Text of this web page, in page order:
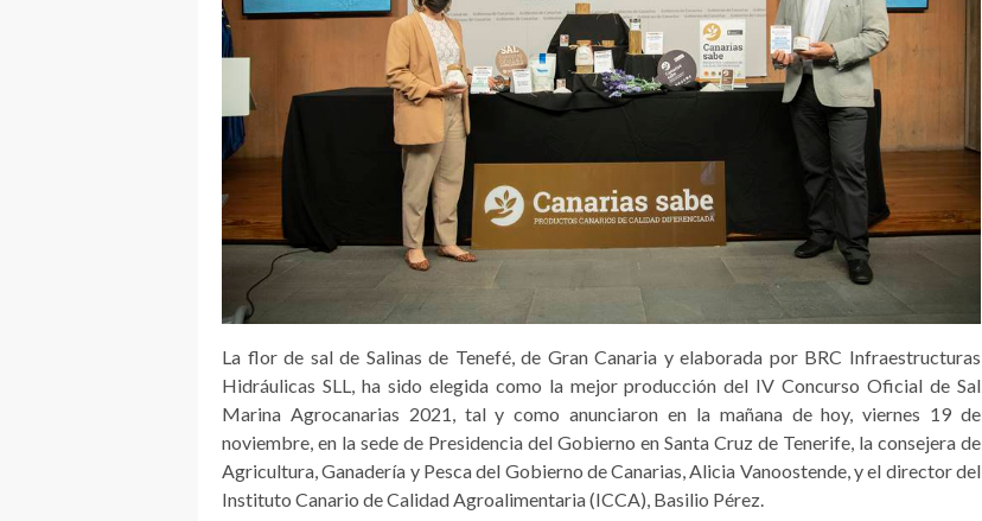
La flor de sal de Salinas de Tenefé, de Gran Canaria y elaborada por BRC Infraestructuras
Hidráulicas SLL, ha sido elegida como la mejor producción del IV Concurso Oficial de Sal
Marina Agrocanarias 2021, tal y como anunciaron en la mañana de hoy, viernes 19 de
noviembre, en la sede de Presidencia del Gobierno en Santa Cruz de Tenerife, la consejera de
Agricultura, Ganadería y Pesca del Gobierno de Canarias, Alicia Vanoostende, y el director del
Instituto Canario de Calidad Agroalimentaria (ICCA), Basilio Pérez.